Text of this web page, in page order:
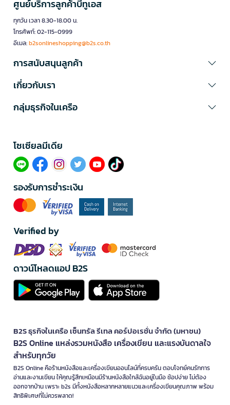
ศูนย์บริการลูกค้าบีทูเอส
ทุกวัน เวลา 8.30-18.00 น.
โทรศัพท์: 02-115-0999
อีเมล:b2sonlineshopping@b2s.co.th
การสนับสนุนลูกค้า
เกี่ยวกับเรา
กลุ่มธุรกิจในเครือ
โซเซียลมีเดีย​
รองรับการชำระเงิน
Verified by
ดาวน์โหลดแอป B2S
B2S ธุรกิจในเครือ เซ็นทรัล รีเทล คอร์ปอเรชั่น จำกัด (มหาชน)
B2S Online แหล่งรวมหนังสือ เครื่องเขียน และแรงบันดาลใจ
สำหรับทุกวัย
B2S Online คือร้านหนังสือและเครื่องเขียนออนไลน์ที่ครบครัน ตอบโจทย์คนรักการ
อ่านและงานเขียน ให้คุณรู้สึกเหมือนมีร้านหนังสือใกล้ฉันอยู่ในมือ ช้อปง่าย ไม่ต้อง
ออกจากบ้าน เพราะ b2s มีทั้งหนังสือหลากหลายแนวและเครื่องเขียนคุณภาพ พร้อม
สิทธิพิเศษที่ไม่ควรพลาด!